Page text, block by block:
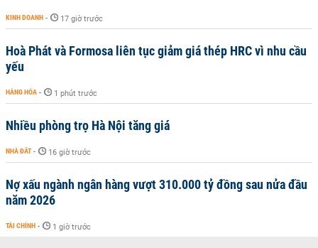
KINH DOANH - 17 giờ trước
Hoà Phát và Formosa liên tục giảm giá thép HRC vì nhu cầu
yếu
HÀNG HÓA - 1 phút trước
Nhiều phòng trọ Hà Nội tăng giá
NHÀ ĐẤT - 16 giờ trước
Nợ xấu ngành ngân hàng vượt 310.000 tỷ đồng sau nửa đầu
năm 2026
TÀI CHÍNH - 1 giờ trước